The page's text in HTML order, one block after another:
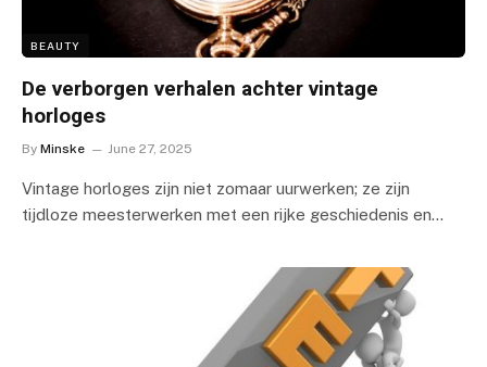
BEAUTY
De verborgen verhalen achter vintage
horloges
By Minske June 27, 2025
Vintage horloges zijn niet zomaar uurwerken; ze zijn
tijdloze meesterwerken met een rijke geschiedenis en…